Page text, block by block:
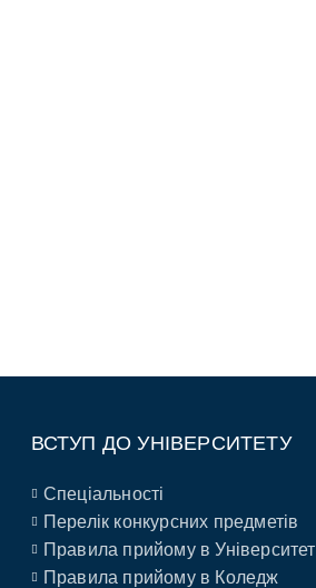
ВСТУП ДО УНІВЕРСИТЕТУ
Спеціальності
Перелік конкурсних предметів
Правила прийому в Університет
Правила прийому в Коледж